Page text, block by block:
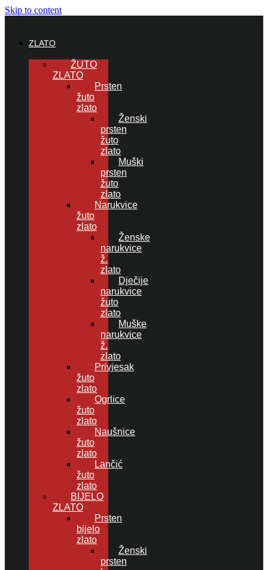
Skip to content
ZLATO
ŽUTO
ZLATO
Prsten
žuto
zlato
Ženski
prsten
žuto
zlato
Muški
prsten
žuto
zlato
Narukvice
žuto
zlato
Ženske
narukvice
ž.
zlato
Dječije
narukvice
žuto
zlato
Muške
narukvice
ž.
zlato
Privjesak
žuto
zlato
Ogrlice
žuto
zlato
Naušnice
žuto
zlato
Lančić
žuto
zlato
BIJELO
ZLATO
Prsten
bijelo
zlato
Ženski
prsten